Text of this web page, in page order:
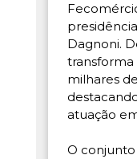
Dagnoni.
transforma
milhares
atuação
O conjunto